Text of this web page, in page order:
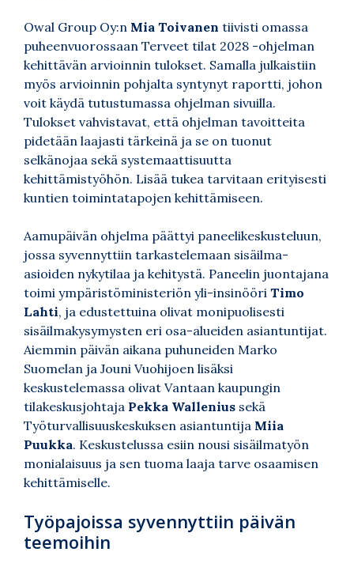
Owal Group Oy:n Mia Toivanen tiivisti omassa
puheenvuorossaan Terveet tilat 2028 -ohjelman
kehittävän arvioinnin tulokset. Samalla julkaistiin
myös arvioinnin pohjalta syntynyt raportti, johon
voit käydä tutustumassa ohjelman sivuilla.
Tulokset vahvistavat, että ohjelman tavoitteita
pidetään laajasti tärkeinä ja se on tuonut
selkänojaa sekä systemaattisuutta
kehittämistyöhön. Lisää tukea tarvitaan erityisesti
kuntien toimintatapojen kehittämiseen.
Aamupäivän ohjelma päättyi paneelikeskusteluun,
jossa syvennyttiin tarkastelemaan sisäilma-
asioiden nykytilaa ja kehitystä. Paneelin juontajana
toimi ympäristöministeriön yli-insinööri Timo
Lahti, ja edustettuina olivat monipuolisesti
sisäilmakysymysten eri osa-alueiden asiantuntijat.
Aiemmin päivän aikana puhuneiden Marko
Suomelan ja Jouni Vuohijoen lisäksi
keskustelemassa olivat Vantaan kaupungin
tilakeskusjohtaja Pekka Wallenius sekä
Työturvallisuuskeskuksen asiantuntija Miia
Puukka. Keskustelussa esiin nousi sisäilmatyön
monialaisuus ja sen tuoma laaja tarve osaamisen
kehittämiselle.
Työpajoissa syvennyttiin päivän
teemoihin